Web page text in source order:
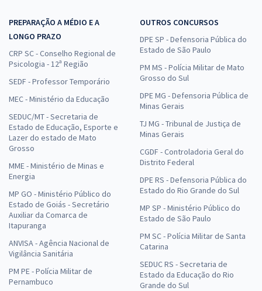
PREPARAÇÃO A MÉDIO E A
LONGO PRAZO
CRP SC - Conselho Regional de
Psicologia - 12ª Região
SEDF - Professor Temporário
MEC - Ministério da Educação
SEDUC/MT - Secretaria de
Estado de Educação, Esporte e
Lazer do estado de Mato
Grosso
MME - Ministério de Minas e
Energia
MP GO - Ministério Público do
Estado de Goiás - Secretário
Auxiliar da Comarca de
Itapuranga
ANVISA - Agência Nacional de
Vigilância Sanitária
PM PE - Polícia Militar de
Pernambuco
OUTROS CONCURSOS
DPE SP - Defensoria Pública do
Estado de São Paulo
PM MS - Polícia Militar de Mato
Grosso do Sul
DPE MG - Defensoria Pública de
Minas Gerais
TJ MG - Tribunal de Justiça de
Minas Gerais
CGDF - Controladoria Geral do
Distrito Federal
DPE RS - Defensoria Pública do
Estado do Rio Grande do Sul
MP SP - Ministério Público do
Estado de São Paulo
PM SC - Polícia Militar de Santa
Catarina
SEDUC RS - Secretaria de
Estado da Educação do Rio
Grande do Sul